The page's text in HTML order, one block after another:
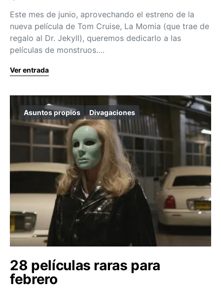
Este mes de junio, aprovechando el estreno de la
nueva película de Tom Cruise, La Momia (que trae de
regalo al Dr. Jekyll), queremos dedicarlo a las
películas de monstruos.…
Ver entrada
Asuntos propios Divagaciones
28 películas raras para
febrero